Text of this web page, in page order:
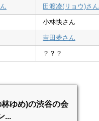
田渡凌(リョウ)さん
小林快さん
吉田夢さん
？？？
ゆめ)の渋谷の会
...